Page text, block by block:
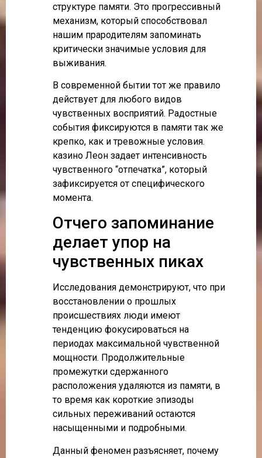
структуре памяти. Это прогрессивный
механизм, который способствовал
нашим прародителям запоминать
критически значимые условия для
выживания.
В современной бытии тот же правило
действует для любого видов
чувственных восприятий. Радостные
события фиксируются в памяти так же
крепко, как и тревожные условия.
казино Леон задает интенсивность
чувственного “отпечатка”, который
зафиксируется от специфического
момента.
Отчего запоминание
делает упор на
чувственных пиках
Исследования демонстрируют, что при
восстановлении о прошлых
происшествиях люди имеют
тенденцию фокусироваться на
периодах максимальной чувственной
мощности. Продолжительные
промежутки сдержанного
расположения удаляются из памяти, в
то время как короткие эпизоды
сильных переживаний остаются
насыщенными и подробными.
Данный феномен разъясняет, почему